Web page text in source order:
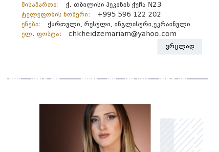
მისამართი:
ქ. თბილისი პეკინის ქუჩა N23
ტელეფონის ნომერი:
+995 596 122 202
ენები:
ქართული, რუსული, ინგლისური,უკრაინული
ელ. ფოსტა:
chkheidzemariam@yahoo.com
ვრცლად